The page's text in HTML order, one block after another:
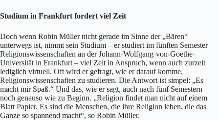
Studium in Frankfurt fordert viel Zeit
Doch wenn Robin Müller nicht gerade im Sinne der „Bären“
unterwegs ist, nimmt sein Studium – er studiert im fünften Semester
Religionswissenschaften an der Johann-Wolfgang-von-Goethe-
Universität in Frankfurt – viel Zeit in Anspruch, wenn auch zurzeit
lediglich virtuell. Oft wird er gefragt, wie er darauf komme,
Religionswissenschaften zu studieren. Die Antwort ist simpel: „Es
macht mir Spaß.“ Und das, wie er sagt, auch nach fünf Semestern
noch genauso wie zu Beginn. „Religion findet man nicht auf einem
Blatt Papier. Es sind die Menschen, die ihre Religion leben, die das
Ganze so spannend macht“, so Robin Müller.